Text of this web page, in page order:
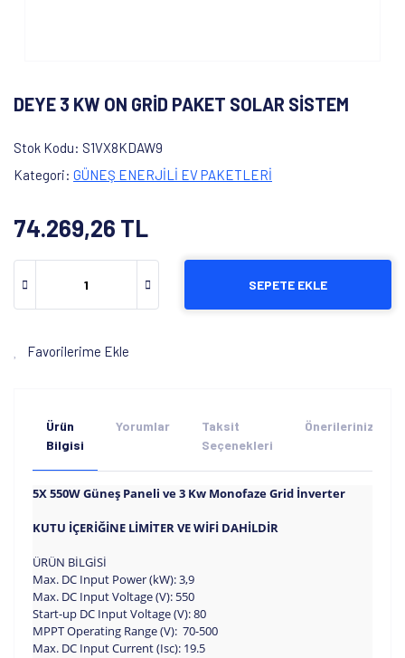
DEYE 3 KW ON GRİD PAKET SOLAR SİSTEM
Stok Kodu
S1VX8KDAW9
Kategori GÜNEŞ ENERJİLİ EV PAKETLERİ
74.269,26 TL
SEPETE EKLE
Favorilerime Ekle
Ürün
Bilgisi
Yorumlar
Taksit
Seçenekleri
Önerileriniz
5X 550W Güneş Paneli ve 3 Kw Monofaze Grid İnverter
KUTU İÇERİĞİNE LİMİTER VE WİFİ DAHİLDİR
ÜRÜN BİLGİSİ
Max. DC Input Power (kW):3,9
Max. DC Input Voltage (V): 550
Start-up DC Input Voltage (V):80
MPPT Operating Range (V): 70-500
Max. DC Input Current (Isc): 19.5